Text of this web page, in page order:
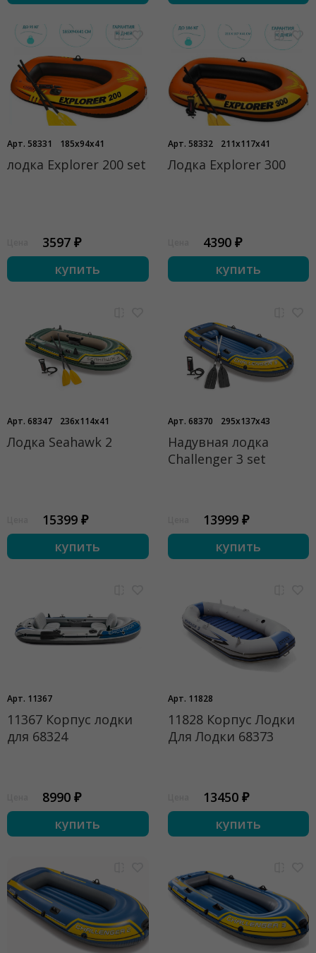
Арт. 58331 185x94x41
лодка Explorer 200 set
3597 ₽
купить
Арт. 58332 211x117x41
Лодка Explorer 300
4390 ₽
купить
Арт. 68347 236x114x41
Лодка Seahawk 2
15399 ₽
купить
Арт. 68370 295x137x43
Надувная лодка
Challenger 3 set
13999 ₽
купить
Арт. 11367
11367 Корпус лодки
для 68324
8990 ₽
купить
Арт. 11828
11828 Корпус Лодки
Для Лодки 68373
13450 ₽
купить